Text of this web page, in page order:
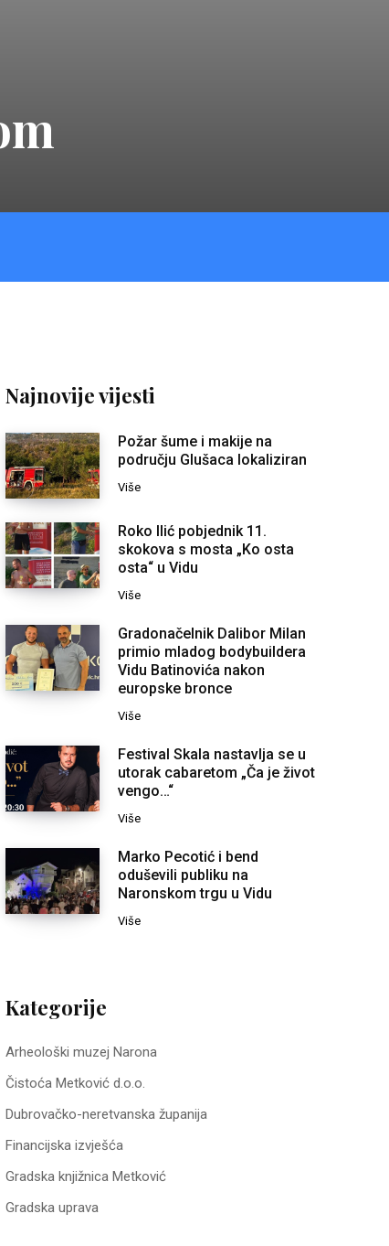
Najnovije vijesti
Požar šume i makije na
području Glušaca lokaliziran
Više
Roko Ilić pobjednik 11.
skokova s mosta „Ko osta
osta“ u Vidu
Više
Gradonačelnik Dalibor Milan
primio mladog bodybuildera
Vidu Batinovića nakon
europske bronce
Više
Festival Skala nastavlja se u
utorak cabaretom „Ča je život
vengo…“
Više
Marko Pecotić i bend
oduševili publiku na
Naronskom trgu u Vidu
Više
Kategorije
Arheološki muzej Narona
Čistoća Metković d.o.o.
Dubrovačko-neretvanska županija
Financijska izvješća
Gradska knjižnica Metković
Gradska uprava